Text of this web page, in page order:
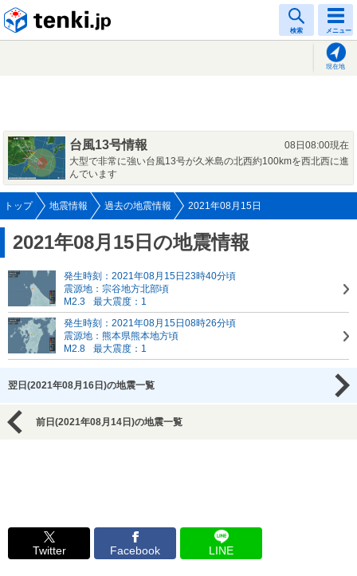
検索 メニュー
現在地
台風13号情報
08日08:00現在
大型で非常に強い台風13号が久米島の北西約100kmを西北西に進
んでいます
トップ 地震情報 過去の地震情報 2021年08月15日
2021年08月15日の地震情報
発生時刻：2021年08月15日23時40分頃
震源地：宗谷地方北部頃
M2.3
最大震度：1
発生時刻：2021年08月15日08時26分頃
震源地：熊本県熊本地方頃
M2.8
最大震度：1
翌日(2021年08月16日)の地震一覧
前日(2021年08月14日)の地震一覧
Twitter Facebook LINE